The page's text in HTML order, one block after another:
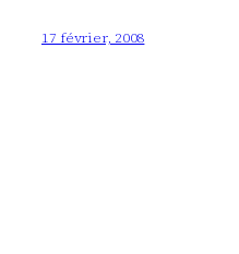
17 février, 2008